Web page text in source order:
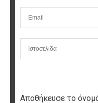
Αποθήκευσε το